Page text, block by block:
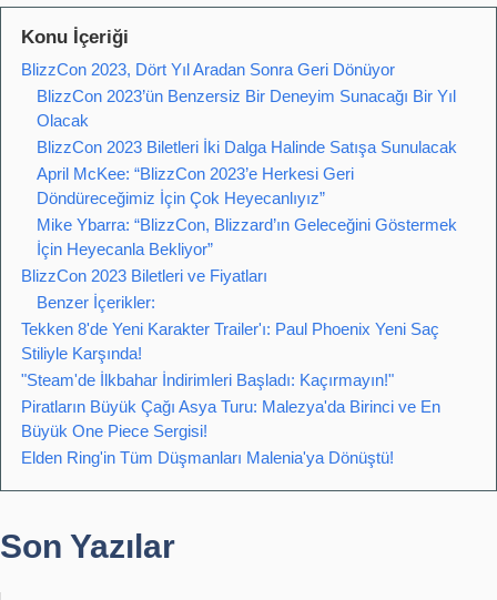
Konu İçeriği
BlizzCon 2023, Dört Yıl Aradan Sonra Geri Dönüyor
BlizzCon 2023’ün Benzersiz Bir Deneyim Sunacağı Bir Yıl
Olacak
BlizzCon 2023 Biletleri İki Dalga Halinde Satışa Sunulacak
April McKee: “BlizzCon 2023’e Herkesi Geri
Döndüreceğimiz İçin Çok Heyecanlıyız”
Mike Ybarra: “BlizzCon, Blizzard’ın Geleceğini Göstermek
İçin Heyecanla Bekliyor”
BlizzCon 2023 Biletleri ve Fiyatları
Benzer İçerikler:
Tekken 8'de Yeni Karakter Trailer'ı: Paul Phoenix Yeni Saç
Stiliyle Karşında!
"Steam'de İlkbahar İndirimleri Başladı: Kaçırmayın!"
Piratların Büyük Çağı Asya Turu: Malezya'da Birinci ve En
Büyük One Piece Sergisi!
Elden Ring'in Tüm Düşmanları Malenia'ya Dönüştü!
Son Yazılar